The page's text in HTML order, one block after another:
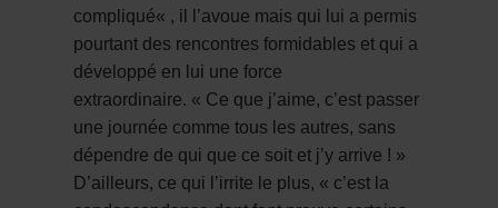
compliqué« , il l’avoue mais qui lui a permis
pourtant des rencontres formidables et qui a
développé en lui une force
extraordinaire. « Ce que j’aime, c’est passer
une journée comme tous les autres, sans
dépendre de qui que ce soit et j’y arrive ! »
D’ailleurs, ce qui l’irrite le plus, « c’est la